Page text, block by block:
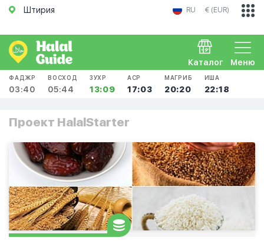
Штирия RU € (EUR)
Меню
Каталог
ФАДЖР
03:40
ВОСХОД
05:44
ЗУХР
13:09
АСР
17:03
МАГРИБ
20:20
ИША
22:18
Проект HalalStarter